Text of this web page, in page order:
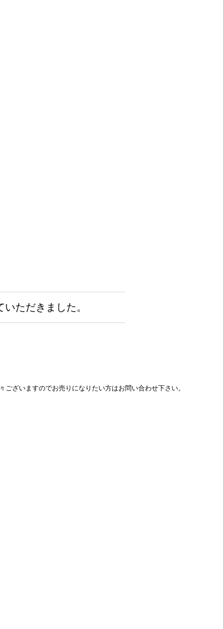
ただきました。
ざいますのでお売りになりたい方はお問い合わせ下さい。